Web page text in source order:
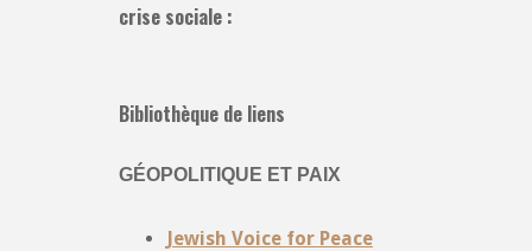
crise sociale :
Bibliothèque de liens
GÉOPOLITIQUE ET PAIX
Jewish Voice for Peace